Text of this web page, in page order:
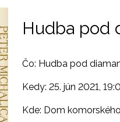
Hudba pod
Čo: Hudba pod
Kedy: 25. jún 2021,
Kde: Dom